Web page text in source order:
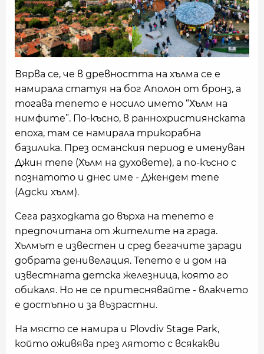
Вярва се, че в древността на хълма се е
намирала статуя на бог Аполон от бронз, а
тогава тепето е носило името “Хълм на
нимфите”. По-късно, в раннохристиянската
епоха, там се намирала трикорабна
базилика. През османския период е именуван
Джин тепе (Хълм на духовете), а по-късно с
познатото и днес име - Джендем тепе
(Адски хълм).
Сега разходката до върха на тепето е
предпочитана от жителите на града.
Хълмът е известен и сред бегачите заради
добрата денивелация. Тепето е и дом на
известната детска железница, която го
обикаля. Но не се притеснявайте - влакчето
е достъпно и за възрастни.
На място се намира и Plovdiv Stage Park,
който оживява през лятото с всякакви